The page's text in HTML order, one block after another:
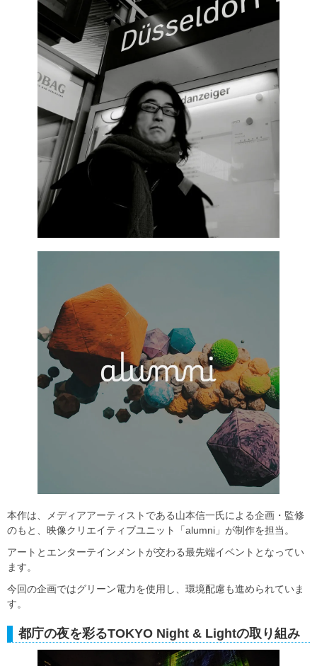
本作は、メディアアーティストである山本信一氏による企画・監修
のもと、映像クリエイティブユニット「alumni」が制作を担当。
アートとエンターテインメントが交わる最先端イベントとなってい
ます。
今回の企画ではグリーン電力を使用し、環境配慮も進められていま
す。
都庁の夜を彩るTOKYO Night & Lightの取り組み